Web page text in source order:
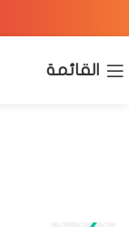
القائمة